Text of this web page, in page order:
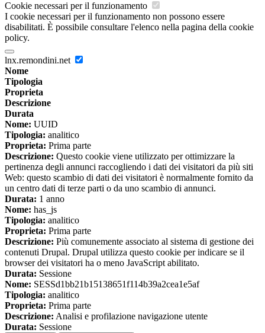
Cookie necessari per il funzionamento
I cookie necessari per il funzionamento non possono essere
disabilitati. È possibile consultare l'elenco nella pagina della cookie
policy.
lnx.remondini.net
Nome
Tipologia
Proprieta
Descrizione
Durata
Nome: UUID
Tipologia: analitico
Proprieta: Prima parte
Descrizione: Questo cookie viene utilizzato per ottimizzare la
pertinenza degli annunci raccogliendo i dati dei visitatori da più siti
Web: questo scambio di dati dei visitatori è normalmente fornito da
un centro dati di terze parti o da uno scambio di annunci.
Durata: 1 anno
Nome: has_js
Tipologia: analitico
Proprieta: Prima parte
Descrizione: Più comunemente associato al sistema di gestione dei
contenuti Drupal. Drupal utilizza questo cookie per indicare se il
browser dei visitatori ha o meno JavaScript abilitato.
Durata: Sessione
Nome: SESSd1bb21b15138651f114b39a2cea1e5af
Tipologia: analitico
Proprieta: Prima parte
Descrizione: Analisi e profilazione navigazione utente
Durata: Sessione